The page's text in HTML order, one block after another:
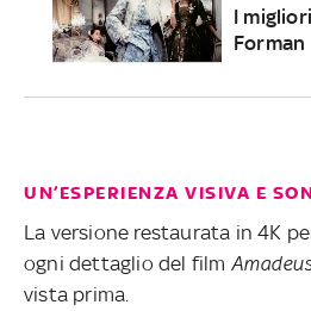
I
Forman
UN’ESPERIENZA VISIVA E
La versione restaurata in 4K
ogni dettaglio del film
vista prima.